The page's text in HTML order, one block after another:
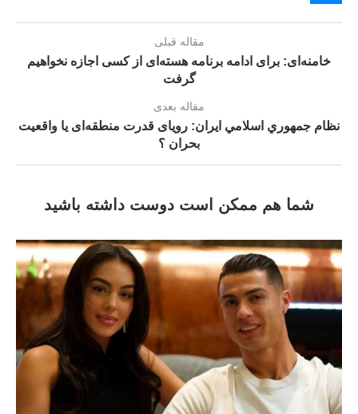
مقاله قبلی
خامنه‌ای: برای ادامه برنامه هسته‌ای‌ از کسی اجازه نخواهیم
گرفت
مقاله بعدی
نظام جمهوري اسلامي ایران: رویای قدرت منطقه‌ای یا واقعیت
بحران ؟
شما هم ممکن است دوست داشته باشید